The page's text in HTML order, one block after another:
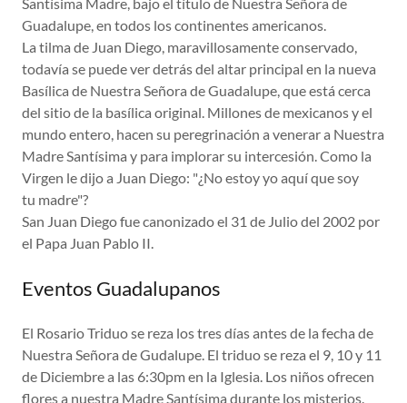
Guadalupe, en todos los continentes americanos.
La tilma de Juan Diego, maravillosamente conservado,
todavía se puede ver detrás del altar principal en la nueva
Basílica de Nuestra Señora de Guadalupe, que está cerca
del sitio de la basílica original. Millones de mexicanos y el
mundo entero, hacen su peregrinación a venerar a Nuestra
Madre Santísima y para implorar su intercesión. Como la
Virgen le dijo a Juan Diego: "¿No estoy yo aquí que soy
tu madre"?
San Juan Diego fue canonizado el 31 de Julio del 2002 por
el Papa Juan Pablo II.
Eventos Guadalupanos
El Rosario Triduo se reza los tres días antes de la fecha de
Nuestra Señora de Gudalupe. El triduo se reza el 9, 10 y 11
de Diciembre a las 6:30pm en la Iglesia. Los niños ofrecen
flores a nuestra Madre Santísima durante los misterios.